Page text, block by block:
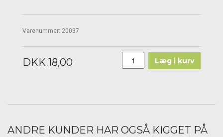
Varenummer: 20037
DKK 18,00 Læg i kurv
ANDRE KUNDER HAR OGSÅ KIGGET PÅ